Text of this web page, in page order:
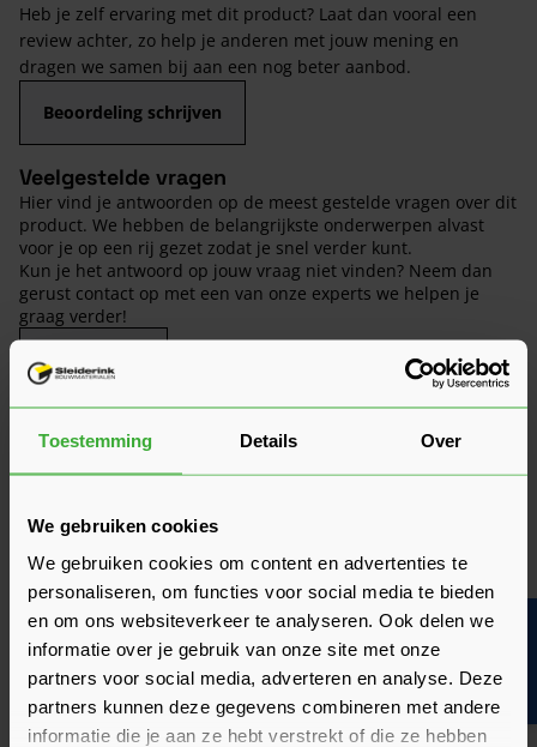
Toestemming Details Over
We gebruiken cookies
We gebruiken cookies om content en advertenties te
personaliseren, om functies voor social media te bieden
en om ons websiteverkeer te analyseren. Ook delen we
informatie over je gebruik van onze site met onze
partners voor social media, adverteren en analyse. Deze
partners kunnen deze gegevens combineren met andere
informatie die je aan ze hebt verstrekt of die ze hebben
Heb je zelf ervaring met dit product? Laat dan vooral een
review achter, zo help je anderen met jouw mening en
dragen we samen bij aan een nog beter aanbod.
Beoordeling schrijven
Veelgestelde vragen
Hier vind je antwoorden op de meest gestelde vragen over dit
product. We hebben de belangrijkste onderwerpen alvast
voor je op een rij gezet zodat je snel verder kunt.
Kun je het antwoord op jouw vraag niet vinden? Neem dan
gerust contact op met een van onze experts we helpen je
graag verder!
Stel je vraag
Kunnen jullie deze deur ook in een andere
Hoeveel kan je deze Skantrae deur
inkorten?
Zijn deze deuren ook geschikt als
schuifdeur?